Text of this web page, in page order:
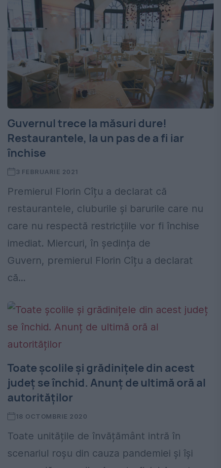
Guvernul trece la măsuri dure!
Restaurantele, la un pas de a fi iar
închise
3 FEBRUARIE 2021
Premierul Florin Cîțu a declarat că
restaurantele, cluburile și barurile care nu
care nu respectă restricțiile vor fi închise
imediat. Miercuri, în ședința de
Guvern, premierul Florin Cîțu a declarat
că...
Toate școlile și grădinițele din acest
județ se închid. Anunț de ultimă oră al
autorităților
18 OCTOMBRIE 2020
Toate unitățile de învățământ intră în
scenariul roșu din cauza pandemiei și își